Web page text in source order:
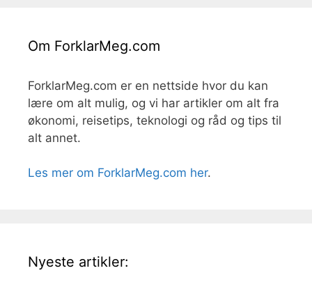
Om ForklarMeg.com
ForklarMeg.com er en nettside hvor du kan
lære om alt mulig, og vi har artikler om alt fra
økonomi, reisetips, teknologi og råd og tips til
alt annet.
Les mer om ForklarMeg.com her.
Nyeste artikler: